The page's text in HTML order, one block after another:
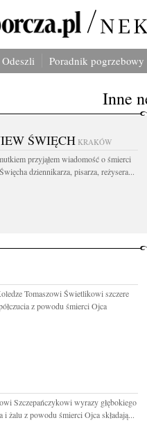
Odeszli Poradnik pogrzebowy
Inne
ŚWIĘCH KRAKÓW
przyjąłem wiadomość o śmierci
dziennikarza, pisarza, reżysera...
Tomaszowi Świetlikowi szczere
z powodu śmierci Ojca
Szczepańczykowi wyrazy głębokiego
i żalu z powodu śmierci Ojca składają...